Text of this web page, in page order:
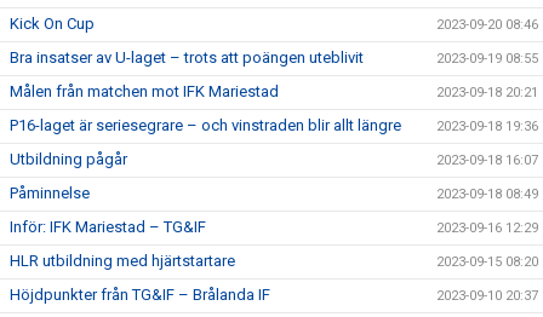
Kick On Cup 2023-09-20 08:46
Bra insatser av U-laget – trots att poängen uteblivit 2023-09-19 08:55
Målen från matchen mot IFK Mariestad 2023-09-18 20:21
P16-laget är seriesegrare – och vinstraden blir allt längre 2023-09-18 19:36
Utbildning pågår 2023-09-18 16:07
Påminnelse 2023-09-18 08:49
Inför: IFK Mariestad – TG&IF 2023-09-16 12:29
HLR utbildning med hjärtstartare 2023-09-15 08:20
Höjdpunkter från TG&IF – Brålanda IF 2023-09-10 20:37